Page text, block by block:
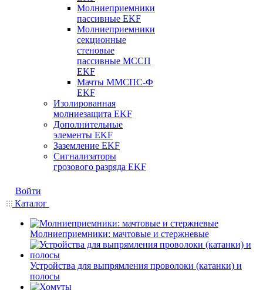
Молниеприемники
пассивные EKF
Молниеприемники
секционные
стеновые
пассивные МССП
EKF
Мачты ММСПС-Ф
EKF
Изолированная
молниезащита EKF
Дополнительные
элементы EKF
Заземление EKF
Сигнализаторы
грозового разряда EKF
Войти
Каталог
Молниеприемники: мачтовые и стержневые
Устройства для выпрямления проволоки (катанки) и
полосы